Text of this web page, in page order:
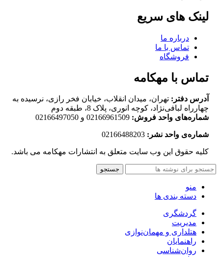
لینک های سریع
درباره ما
تماس با ما
فروشگاه
تماس با مهکامه
آدرس دفتر: تهران، میدان انقلاب، خیابان فخر رازی، نرسیده به
چهارراه لبافی‌نژاد، کوچه انوری، پلاک 8، طبقه دوم
شماره‌های واحد فروش: 02166961509 و 02166497050
شماره‌‌ی واحد نشر:
کلیه حقوق این وب سایت متعلق به انتشارات مهکامه می باشد.
جستجو
منو
دسته بندی ها
گردشگری
مدیریت
هتلداری و مهمان‌نوازی
راهنمایان
روان‌شناسی